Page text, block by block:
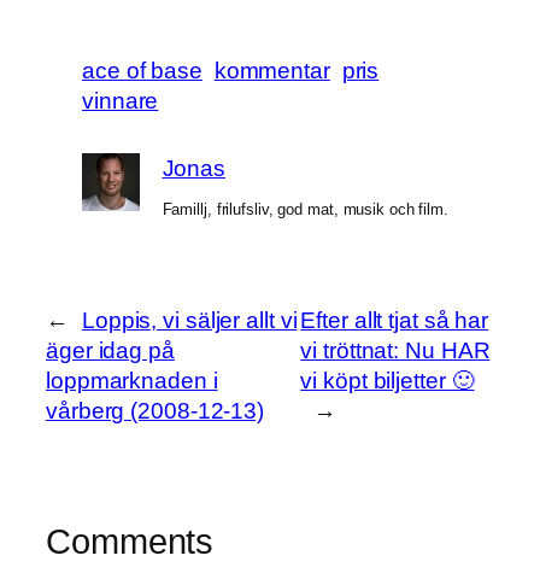
ace of base kommentar pris
vinnare
Jonas
Famillj, frilufsliv, god mat, musik och film.
←
Loppis, vi säljer allt vi
äger idag på
loppmarknaden i
vårberg (2008-12-13)
Efter allt tjat så har
vi tröttnat: Nu HAR
vi köpt biljetter 🙂
→
Comments